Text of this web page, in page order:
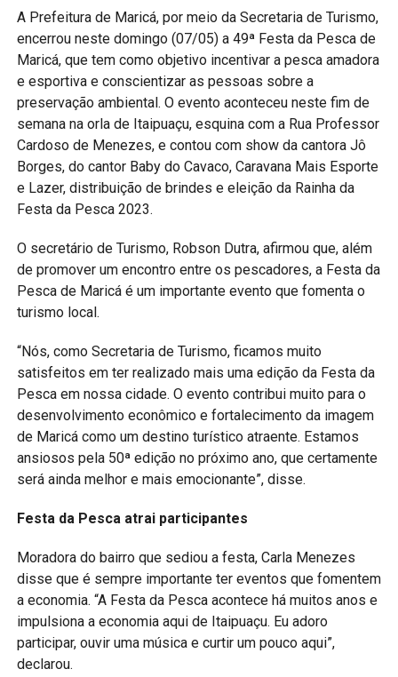
A Prefeitura de Maricá, por meio da Secretaria de Turismo,
encerrou neste domingo (07/05) a 49ª Festa da Pesca de
Maricá, que tem como objetivo incentivar a pesca amadora
e esportiva e conscientizar as pessoas sobre a
preservação ambiental. O evento aconteceu neste fim de
semana na orla de Itaipuaçu, esquina com a Rua Professor
Cardoso de Menezes, e contou com show da cantora Jô
Borges, do cantor Baby do Cavaco, Caravana Mais Esporte
e Lazer, distribuição de brindes e eleição da Rainha da
Festa da Pesca 2023.
O secretário de Turismo, Robson Dutra, afirmou que, além
de promover um encontro entre os pescadores, a Festa da
Pesca de Maricá é um importante evento que fomenta o
turismo local.
“Nós, como Secretaria de Turismo, ficamos muito
satisfeitos em ter realizado mais uma edição da Festa da
Pesca em nossa cidade. O evento contribui muito para o
desenvolvimento econômico e fortalecimento da imagem
de Maricá como um destino turístico atraente. Estamos
ansiosos pela 50ª edição no próximo ano, que certamente
será ainda melhor e mais emocionante”, disse.
Festa da Pesca atrai participantes
Moradora do bairro que sediou a festa, Carla Menezes
disse que é sempre importante ter eventos que fomentem
a economia. “A Festa da Pesca acontece há muitos anos e
impulsiona a economia aqui de Itaipuaçu. Eu adoro
participar, ouvir uma música e curtir um pouco aqui”,
declarou.